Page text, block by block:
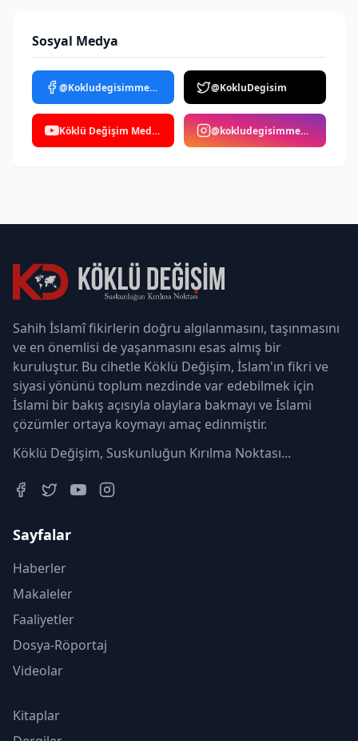
Sosyal Medya
@Kokludegisimmedya @KokluDegisim
Köklü Değişim Medya @kokludegisimmedya
Sahih İslamî fikirlerin doğru algılanmasını, taşınmasını
ve en önemlisi de yaşanmasını esas almış bir
kuruluştur. Bu cihetle Köklü Değişim, İslam'ın fikri ve
siyasi yönünü toplum nezdinde var edebilmek için
İslami bir bakış açısıyla olaylara bakmayı ve İslami
çözümler ortaya koymayı amaç edinmiştir.
Köklü Değişim, Suskunluğun Kırılma Noktası...
Sayfalar
Haberler
Makaleler
Faaliyetler
Dosya-Röportaj
Videolar
Kitaplar